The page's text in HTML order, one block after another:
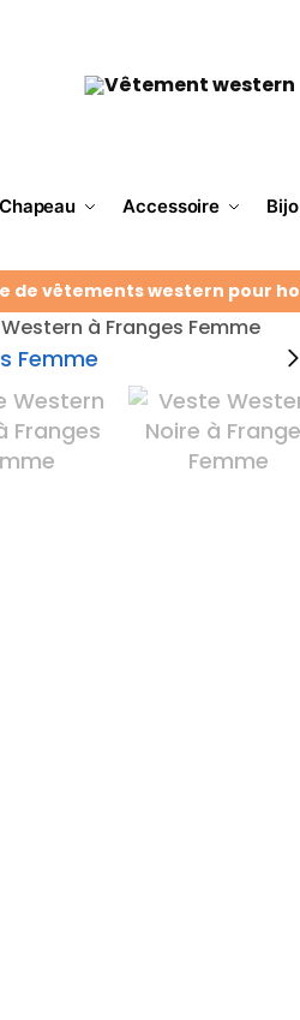
Chapeau Accessoire
de vêtements western pour
à Franges Femme